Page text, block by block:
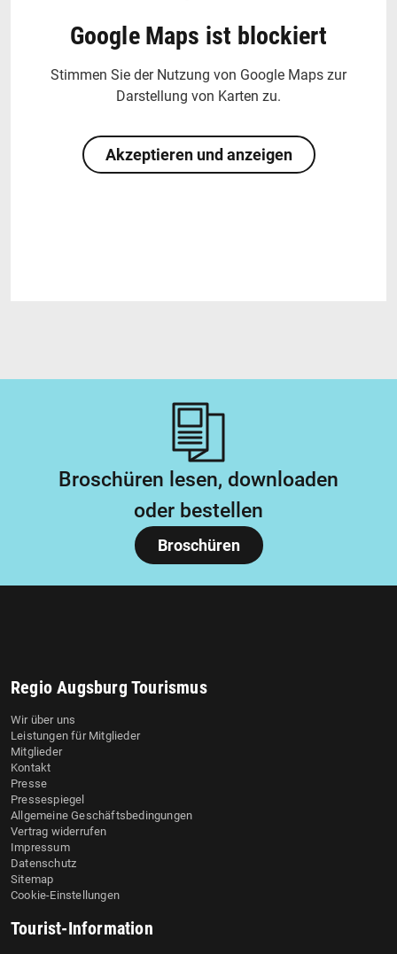
Google Maps ist blockiert
Stimmen Sie der Nutzung von Google Maps zur
Darstellung von Karten zu.
Akzeptieren und anzeigen
Broschüren lesen, downloaden
oder bestellen
Broschüren
Regio Augsburg Tourismus
Wir über uns
Leistungen für Mitglieder
Mitglieder
Kontakt
Presse
Pressespiegel
Allgemeine Geschäftsbedingungen
Vertrag widerrufen
Impressum
Datenschutz
Sitemap
Cookie-Einstellungen
Tourist-Information